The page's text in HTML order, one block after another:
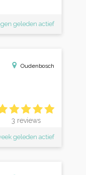
geleden actief
Oudenbosch
3 reviews
geleden actief